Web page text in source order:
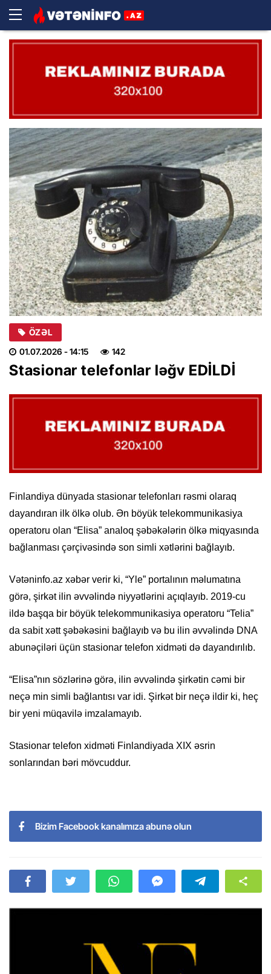
ÖZƏL
01.07.2026 - 14:15 142
Stasionar telefonlar ləğv EDİLDİ
Finlandiya dünyada stasionar telefonları rəsmi olaraq
dayandıran ilk ölkə olub. Ən böyük telekommunikasiya
operatoru olan “Elisa” analoq şəbəkələrin ölkə miqyasında
bağlanması çərçivəsində son simli xətlərini bağlayıb.
Vətəninfo.az xəbər verir ki, “Yle” portalının məlumatına
görə, şirkət ilin əvvəlində niyyətlərini açıqlayıb. 2019-cu
ildə başqa bir böyük telekommunikasiya operatoru “Telia”
da sabit xətt şəbəkəsini bağlayıb və bu ilin əvvəlində DNA
abunəçiləri üçün stasionar telefon xidməti də dayandırılıb.
“Elisa”nın sözlərinə görə, ilin əvvəlində şirkətin cəmi bir
neçə min simli bağlantısı var idi. Şirkət bir neçə ildir ki, heç
bir yeni müqavilə imzalamayıb.
Stasionar telefon xidməti Finlandiyada XIX əsrin
sonlarından bəri mövcuddur.
Bizim Facebook kanalımıza abunə olun